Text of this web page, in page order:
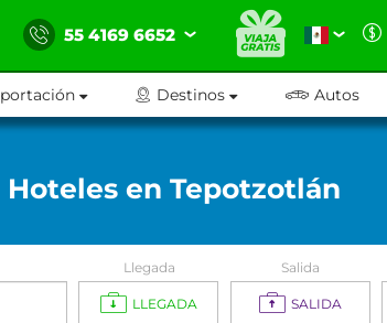
55 4169 6652
Destinos Autos
Hoteles en Tepotzotlán
Llegada
LLEGADA
Salida
SALIDA